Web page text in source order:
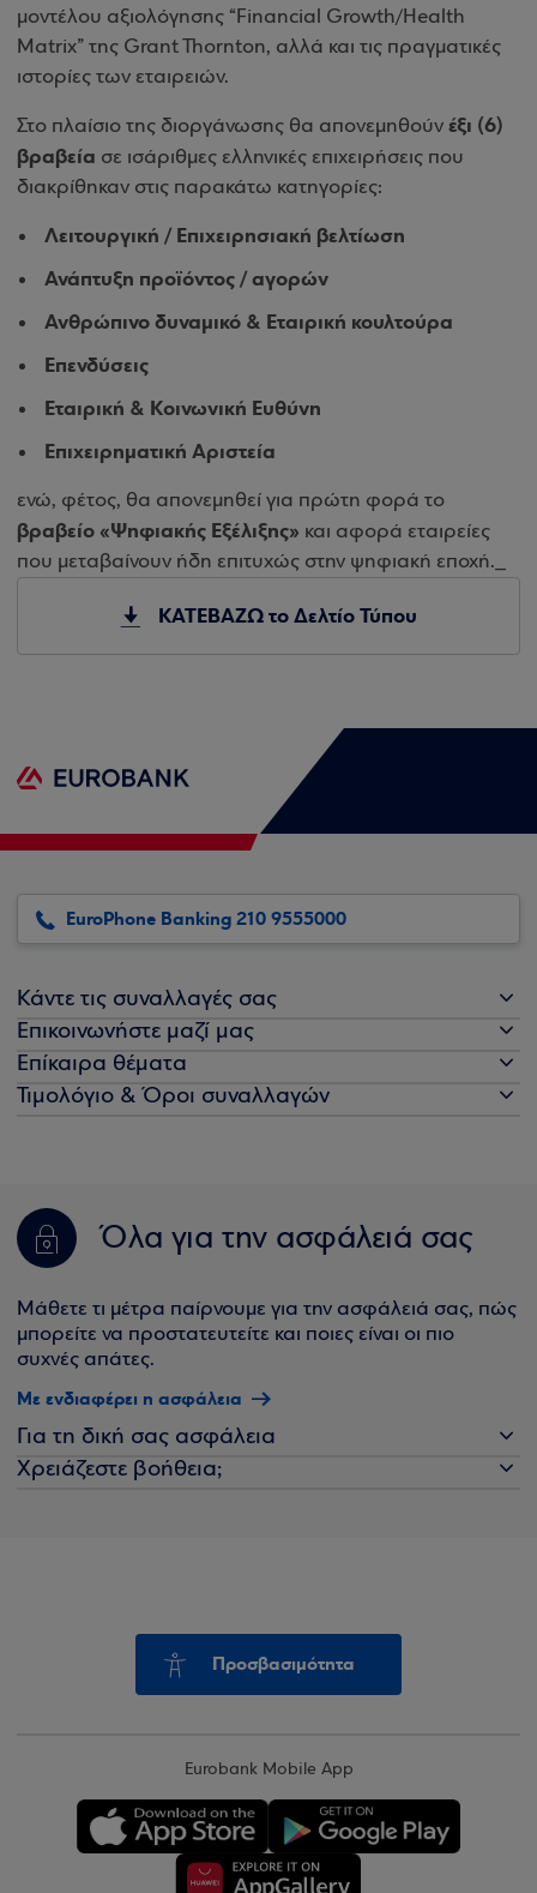
μοντέλου αξιολόγησης “Financial Growth/Health
Matrix” της Grant Thornton, αλλά και τις πραγματικές
ιστορίες των εταιρειών.
Στο πλαίσιο της διοργάνωσης θα απονεμηθούν έξι (6)
βραβεία σε ισάριθμες ελληνικές επιχειρήσεις που
διακρίθηκαν στις παρακάτω κατηγορίες:
Λειτουργική / Επιχειρησιακή βελτίωση
Ανάπτυξη προϊόντος / αγορών
Ανθρώπινο δυναμικό & Εταιρική κουλτούρα
Επενδύσεις
Εταιρική & Κοινωνική Ευθύνη
Επιχειρηματική Αριστεία
ενώ, φέτος, θα απονεμηθεί για πρώτη φορά το
βραβείο «Ψηφιακής Εξέλιξης» και αφορά εταιρείες
που μεταβαίνουν ήδη επιτυχώς στην ψηφιακή εποχή._
ΚΑΤΕΒΑΖΩ το Δελτίο Τύπου
EuroPhone Banking 210 9555000
Κάντε τις συναλλαγές σας
Επικοινωνήστε μαζί μας
Επίκαιρα θέματα
Τιμολόγιο & Όροι συναλλαγών
Όλα για την ασφάλειά σας
Μάθετε τι μέτρα παίρνουμε για την ασφάλειά σας, πώς
μπορείτε να προστατευτείτε και ποιες είναι οι πιο
συχνές απάτες.
Με ενδιαφέρει η ασφάλεια
Για τη δική σας ασφάλεια
Χρειάζεστε βοήθεια;
Προσβασιμότητα
Eurobank Mobile App